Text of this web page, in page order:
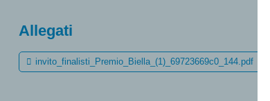
Allegati
invito_finalisti_Premio_Biella_(1)_69723669c0_144.pdf